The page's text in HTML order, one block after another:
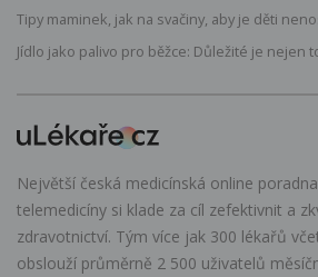
Tipy maminek, jak na svačiny, aby je děti
Jídlo jako palivo pro běžce: Důležité je nejen
Největší česká medicínská online
telemedicíny si klade za cíl zefektivnit a
zdravotnictví. Tým více jak 300 lékařů
obslouží průměrně 2 500 uživatelů